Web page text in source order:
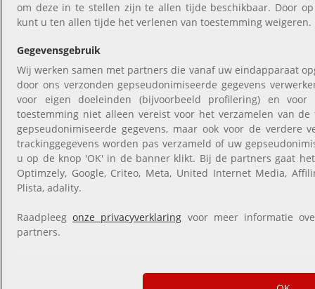
om deze in te stellen zijn te allen tijde beschikbaar. Door
kunt u ten allen tijde het verlenen van toestemming weigeren.
Gegevensgebruik
Wij werken samen met partners die vanaf uw eindapparaat
door ons verzonden gepseudonimiseerde gegevens
voor eigen doeleinden (bijvoorbeeld profilering) en
toestemming niet alleen vereist voor het verzamelen van
gepseudonimiseerde gegevens, maar ook voor de verdere
trackinggegevens worden pas verzameld of uw
u op de knop 'OK' in de banner klikt. Bij de partners gaat
Optimzely, Google, Criteo, Meta, United Internet Media,
Plista, adality.
Raadpleegonze privacyverklaring voor meer informatie
partners.